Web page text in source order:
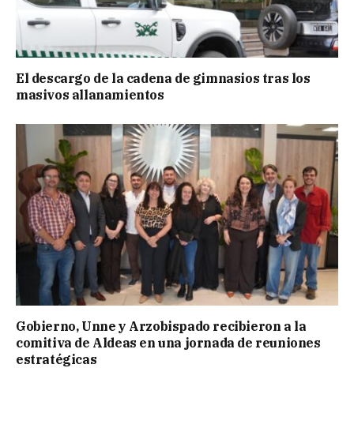
El descargo de la cadena de gimnasios tras los
masivos allanamientos
Gobierno, Unne y Arzobispado recibieron a la
comitiva de Aldeas en una jornada de reuniones
estratégicas